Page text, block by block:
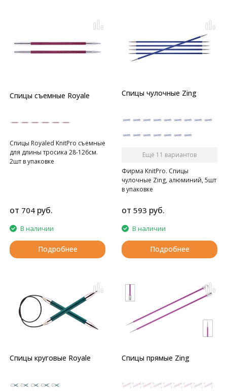
Спицы съемные Royale
Спицы Royaled KnitPro съемные
для длины тросика 28-126см.
2шт в упаковке
от 704 руб.
В наличии
Подробнее
Спицы чулочные Zing
Ещё 11 вариантов
Фирма KnitPro. Спицы
чулочные Zing, алюминий, 5шт
в упаковке
от 593 руб.
В наличии
Подробнее
Спицы круговые Royale Спицы прямые Zing